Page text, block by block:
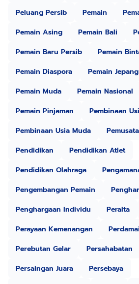
Peluang Persib
Pemain
Pemain Asing
Pemain Bali
Pemain Baru Persib
Pemain
Pemain Diaspora
Pemain Jepang
Pemain Muda
Pemain Nasional
Pemain Pinjaman
Pembinaan
Pembinaan Usia Muda
Pendidikan
Pendidikan Atlet
Pendidikan Olahraga
Pengembangan Pemain
Penghargaan Individu
Peralta
Perayaan Kemenangan
Perebutan Gelar
Persahabatan
Persaingan Juara
Persebaya